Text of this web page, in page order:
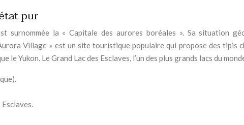
pur
surnommée la « Capitale des aurores boréales ». Sa situation
Village » est un site touristique populaire qui propose des tipis
Yukon. Le Grand Lac des Esclaves, l’un des plus grands lacs du